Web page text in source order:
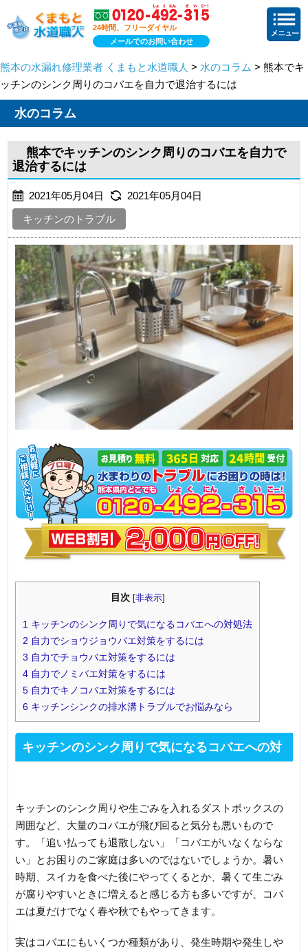
24時間、フリーダイヤル
メールでのお問い合わせ
熊本の水漏れ修理業者 くまもと水道職人 > 水のコラム > 熊本でキ
ッチンのシンク周りのコバエを自力で退治するには
水のコラム
熊本でキッチンのシンク周りのコバエを自力で
退治するには
2021年05月04日
2021年05月04日
キッチンのトラブル
目次 [非表示]
1 キッチンのシンク周りで気になるコバエへの対処法
2 自力でショウジョウバエ対策をするには
3 自力でチョウバエ対策をするには
4 自力でノミバエ対策をするには
5 自力でキノコバエ対策をするには
6 キッチンシンクの排水溝トラブルでお悩みなら
キッチンのシンク周りで気になるコバエへの対
キッチンのシンク周りや生ごみを入れるダストボックスの
周囲など、大量のコバエが飛び回ると気分も悪いもので
す。「追い払っても退散しない」「コバエがいなくならな
い」とお困りのご家庭は多いのではないでしょうか。暑い
時期、スイカを食べた後にやってくるとか、暑くて生ごみ
が腐りやすいときに増えると感じる方も多いですが、コバ
エは夏だけでなく春や秋でもやってきます。
実はコバエにもいくつか種類があり、発生時期や発生しや